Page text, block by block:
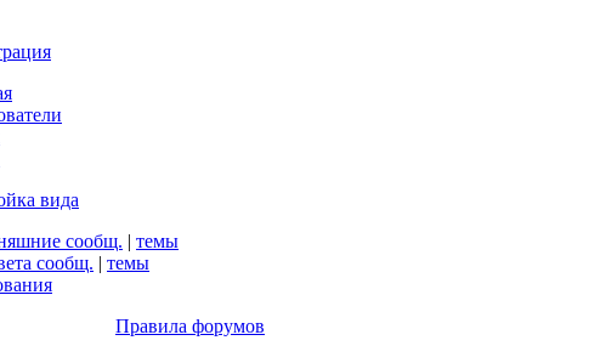
вида
сообщ. | темы
сообщ. | темы
Правила форумов